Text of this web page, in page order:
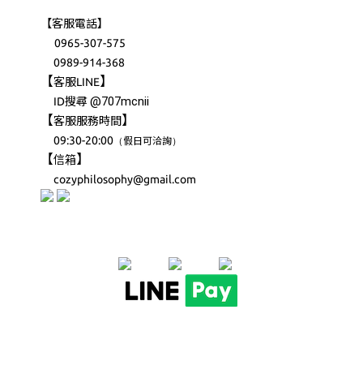
【客服電話】
0965-307-575
0989-914-368
【客服LINE】
ID搜尋@707mcnii
【客服服務時間 】
09:30-20:00 （假日可洽詢）
【信箱】
cozyphilosophy@gmail.com